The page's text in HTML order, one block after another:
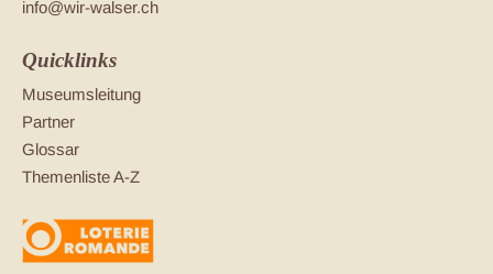
info@wir-walser.ch
Quicklinks
Museumsleitung
Partner
Glossar
Themenliste A-Z